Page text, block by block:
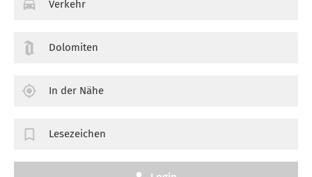
Verkehr
Dolomiten
In der Nähe
Lesezeichen